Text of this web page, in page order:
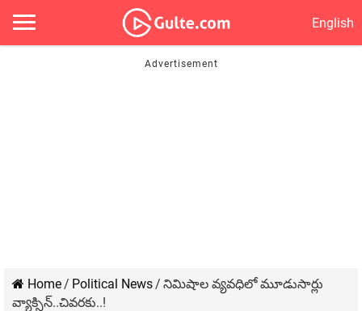
English
Home/ Political News/ నిమిషాల వ్యవధిలో మూడుసార్లు
వ్యాక్సిన్..చివరకు..!